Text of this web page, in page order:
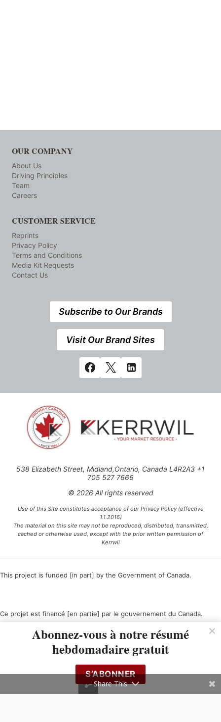
OUR COMPANY
About Us
Driving Principles
Team
Careers
CUSTOMER SERVICE
Reprints
Privacy Policy
Terms and Conditions
Media Kit Requests
Contact Us
Subscribe to Our Brands
Visit Our Brand Sites
538 Elizabeth Street, Midland,Ontario, Canada L4R2A3 +1
705 527 7666
© 2026 All rights reserved
Use of this Site constitutes acceptance of our Privacy Policy (effective
1.1.2016)
The material on this site may not be reproduced, distributed, transmitted,
cached or otherwise used, except with the prior written permission of
Kerrwil
This project is funded [in part] by the Government of Canada.
Ce projet est financé [en partie] par le gouvernement du Canada.
Abonnez-vous à notre résumé
hebdomadaire gratuit
S’ABONNER
Share This